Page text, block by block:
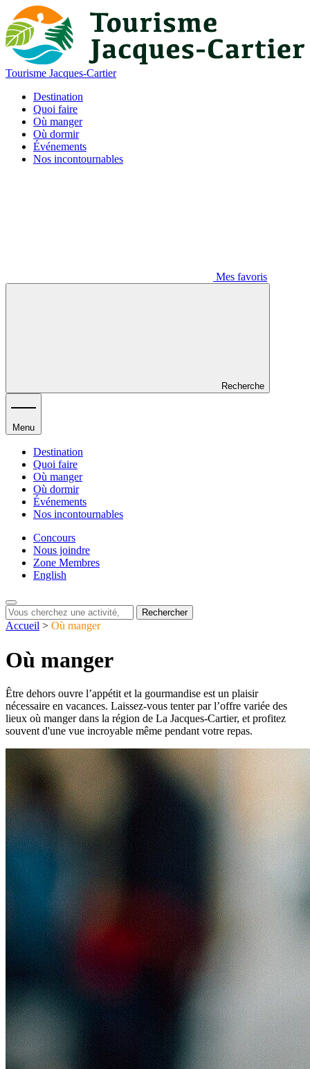
Tourisme Jacques-Cartier
Destination
Quoi faire
Où manger
Où dormir
Événements
Nos incontournables
Mes favoris
Recherche
Menu
Destination
Quoi faire
Où manger
Où dormir
Événements
Nos incontournables
Concours
Nous joindre
Zone Membres
English
Rechercher
Accueil > Où manger
Où manger
Être dehors ouvre l’appétit et la gourmandise est un plaisir
nécessaire en vacances. Laissez-vous tenter par l’offre variée des
lieux où manger dans la région de La Jacques-Cartier, et profitez
souvent d'une vue incroyable même pendant votre repas.